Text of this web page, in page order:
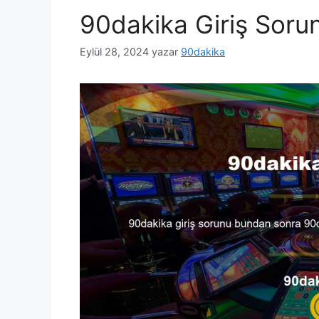
90dakika Giriş
Eylül 28, 2024 yazar 90dakika